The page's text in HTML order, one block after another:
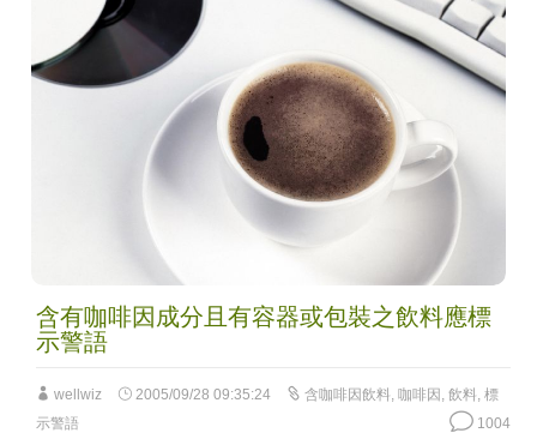
含有咖啡因成分且有容器或包裝之飲料應標
示警語
wellwiz 2005/09/28 09:35:24 含咖啡因飲料, 咖啡因 , 飲料, 標
示警語
1004